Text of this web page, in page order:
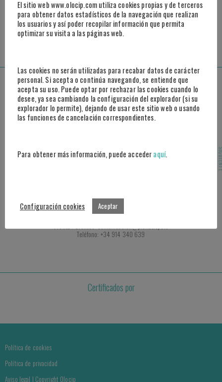
ACCEDER A NOTICIA
Madrid
Paseo de la Castellana, 95, 25º B
28046 Madrid
Centro Tecnológico Andalucía Lab
Atención al cliente
Teléfono: +34 914 340 639
Certificados por
Política de cookies
Política de privacidad
Aviso legal | Copyright Olocip
El sitio web www.olocip.com utiliza cookies propias y de terceros
para obtener datos estadísticos de la navegación que realizan
los usuarios y así poder recopilar información que permita
optimizar su visita a las páginas web.
Las cookies no serán utilizadas para recabar datos de carácter
personal. Si acepta o continúa navegando, se entiende que
acepta su uso. Puede optar por rechazar las cookies cuando lo
desee, ya sea cambiando la configuración del explorador (si su
explorador lo permite), dejando de usar este sitio web o usando
las funciones de cancelación correspondientes.
Para obtener más información, puede accederaquí.
Configuración cookies Aceptar